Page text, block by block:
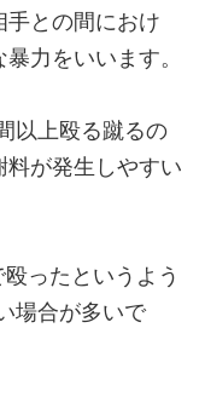
手との間におけ
力をいいます。
以上殴る蹴るの
が発生しやすい
ったというよう
場合が多いで